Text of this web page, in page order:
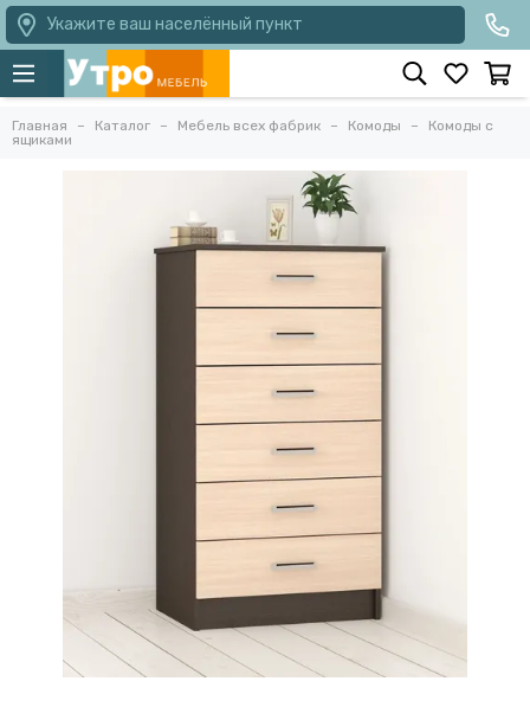
Укажите ваш населённый пункт
Главная Каталог Мебель всех фабрик Комоды
Комоды с
ящиками